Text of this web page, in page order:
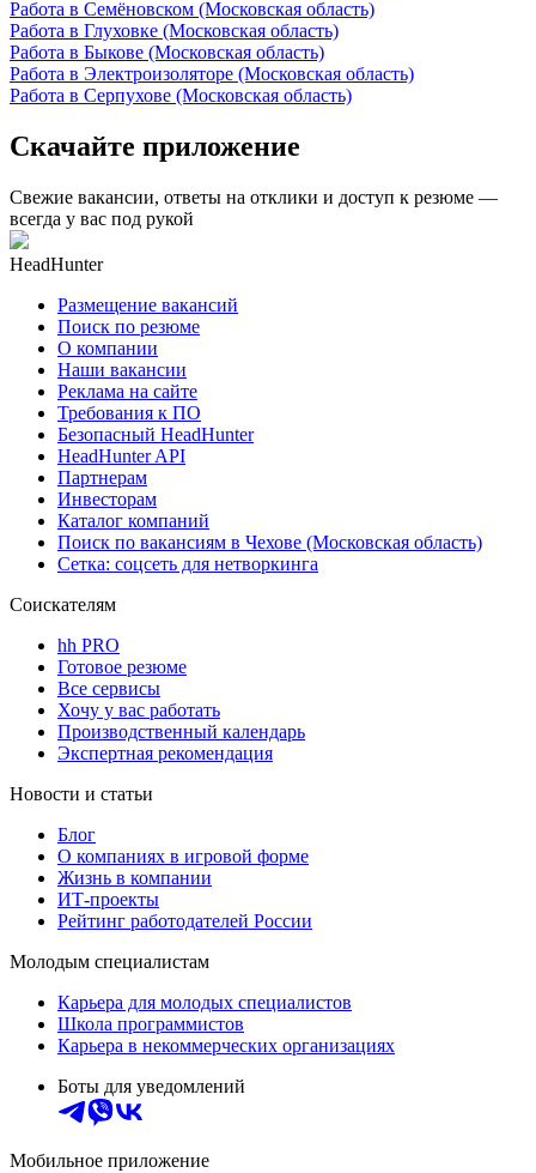
Работа в Семёновском (Московская область)
Работа в Глуховке (Московская область)
Работа в Быкове (Московская область)
Работа в Электроизоляторе (Московская область)
Работа в Серпухове (Московская область)
Скачайте приложение
Свежие вакансии, ответы на отклики и доступ к резюме —
всегда у вас под рукой
HeadHunter
Размещение вакансий
Поиск по резюме
О компании
Наши вакансии
Реклама на сайте
Требования к ПО
Безопасный HeadHunter
HeadHunter API
Партнерам
Инвесторам
Каталог компаний
Поиск по вакансиям в Чехове (Московская область)
Сетка: соцсеть для нетворкинга
Соискателям
hh PRO
Готовое резюме
Все сервисы
Хочу у вас работать
Производственный календарь
Экспертная рекомендация
Новости и статьи
Блог
О компаниях в игровой форме
Жизнь в компании
ИТ-проекты
Рейтинг работодателей России
Молодым специалистам
Карьера для молодых специалистов
Школа программистов
Карьера в некоммерческих организациях
Боты для уведомлений
Мобильное приложение